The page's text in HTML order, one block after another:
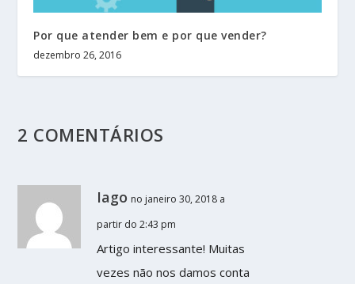
Por que atender bem e por que vender?
dezembro 26, 2016
2 COMENTÁRIOS
Iago no janeiro 30, 2018 a
partir do 2:43 pm
Artigo interessante! Muitas
vezes não nos damos conta